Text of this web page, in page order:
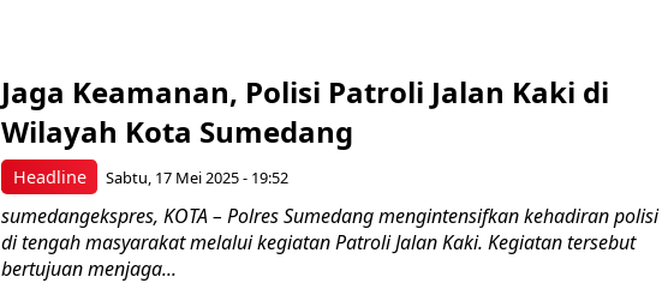
Headline
Jaga Keamanan, Polisi Patroli Jalan Kaki di
Wilayah Kota Sumedang
Sabtu, 17 Mei 2025 - 19:52
sumedangekspres, KOTA – Polres Sumedang mengintensifkan kehadiran polisi
di tengah masyarakat melalui kegiatan Patroli Jalan Kaki. Kegiatan tersebut
bertujuan menjaga...